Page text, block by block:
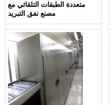
متعددة الطبقات التلقائي مع
مصنع نفق التبريد